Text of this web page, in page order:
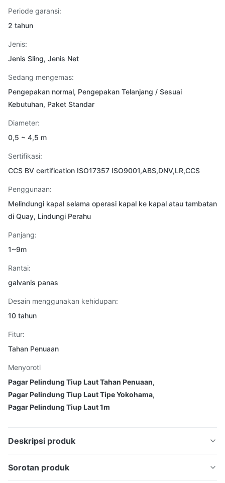
Periode garansi:
2 tahun
Jenis:
Jenis Sling, Jenis Net
Sedang mengemas:
Pengepakan normal, Pengepakan Telanjang / Sesuai
Kebutuhan, Paket Standar
Diameter:
0,5 ~ 4,5 m
Sertifikasi:
CCS BV certification ISO17357 ISO9001,ABS,DNV,LR,CCS
Penggunaan:
Melindungi kapal selama operasi kapal ke kapal atau tambatan
di Quay, Lindungi Perahu
Panjang:
1~9m
Rantai:
galvanis panas
Desain menggunakan kehidupan:
10 tahun
Fitur:
Tahan Penuaan
Menyoroti
Pagar Pelindung Tiup Laut Tahan Penuaan,
Pagar Pelindung Tiup Laut Tipe Yokohama,
Pagar Pelindung Tiup Laut 1m
Deskripsi produk
Mematuhi ISO 17357
Sorotan produk